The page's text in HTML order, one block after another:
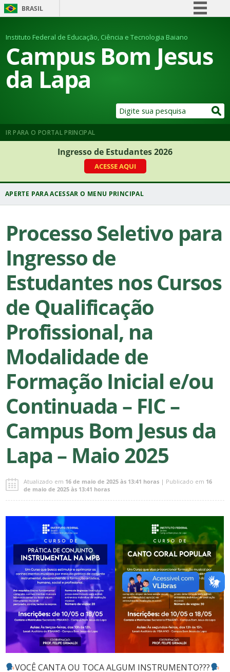
BRASIL
Comunica BR
Participe
Instituto Federal de Educação, Ciência e Tecnologia Baiano
Campus Bom Jesus
da Lapa
IR PARA O PORTAL PRINCIPAL
Ingresso de Estudantes 2026
ACESSE AQUI
Processo Seletivo para
Ingresso de
Estudantes nos Cursos
de Qualificação
Profissional, na
Modalidade de
Formação Inicial e/ou
Continuada – FIC –
Campus Bom Jesus da
Lapa – Maio 2025
Atualizado em 16 de maio de 2025 às 13:41 horas | Publicado em 16
de maio de 2025 às 13:41 horas
VOCÊ CANTA OU TOCA ALGUM INSTRUMENTO???